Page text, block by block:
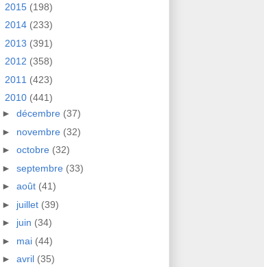
2015 (198)
2014 (233)
2013 (391)
2012 (358)
2011 (423)
2010 (441)
► décembre (37)
► novembre (32)
► octobre (32)
► septembre (33)
► août (41)
► juillet (39)
► juin (34)
► mai (44)
► avril (35)